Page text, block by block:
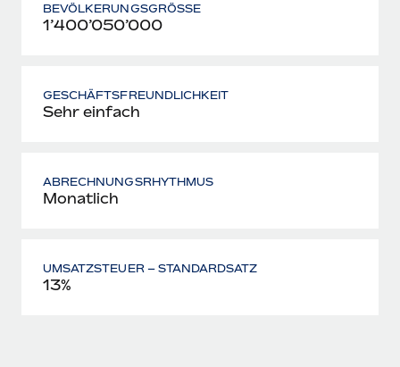
BEVÖLKERUNGSGRÖSSE
1’400’050’000
GESCHÄFTSFREUNDLICHKEIT
Sehr einfach
ABRECHNUNGSRHYTHMUS
Monatlich
UMSATZSTEUER – STANDARDSATZ
13%